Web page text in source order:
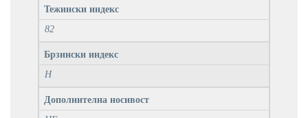
Тежински индекс
82
Брзински индекс
H
Дополнителна носивост